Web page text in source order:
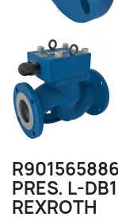
PRES. L-
REXROTH